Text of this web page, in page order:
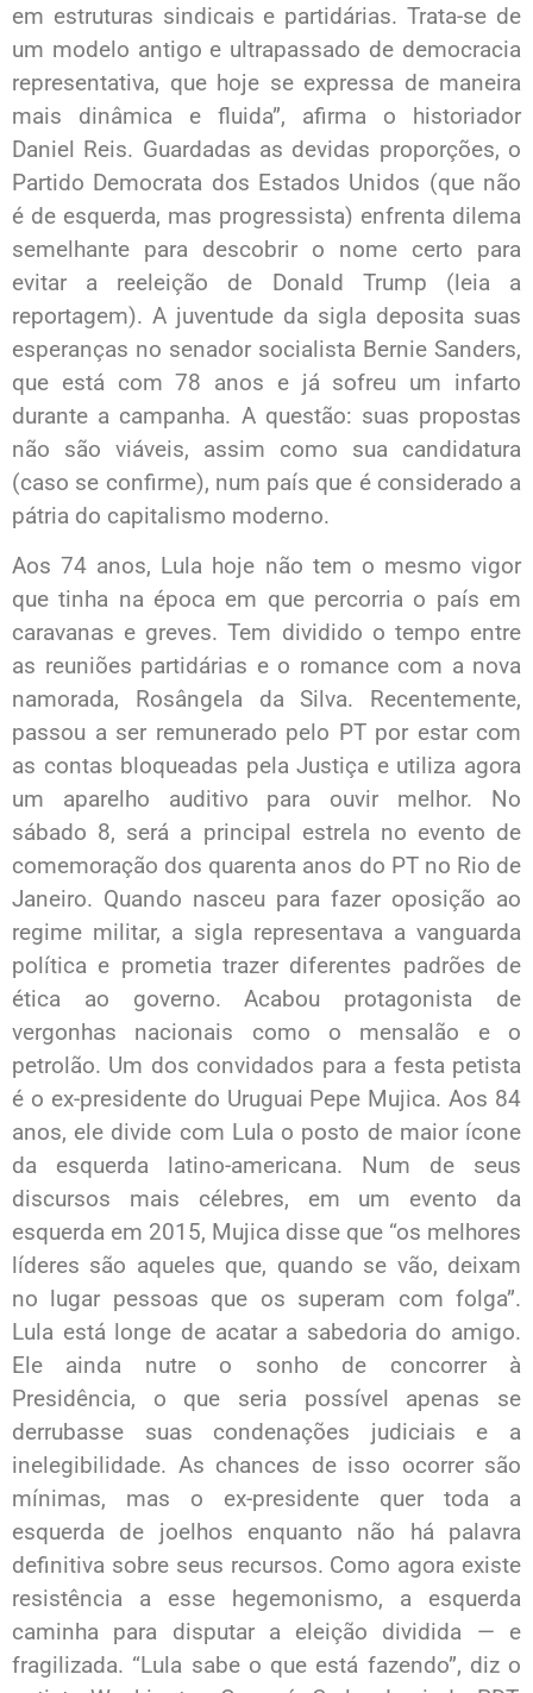
em estruturas sindicais e partidárias. Trata-se de
um modelo antigo e ultrapassado de democracia
representativa, que hoje se expressa de maneira
mais dinâmica e fluida”, afirma o historiador
Daniel Reis. Guardadas as devidas proporções, o
Partido Democrata dos Estados Unidos (que não
é de esquerda, mas progressista) enfrenta dilema
semelhante para descobrir o nome certo para
evitar a reeleição de Donald Trump (leia a
reportagem). A juventude da sigla deposita suas
esperanças no senador socialista Bernie Sanders,
que está com 78 anos e já sofreu um infarto
durante a campanha. A questão: suas propostas
não são viáveis, assim como sua candidatura
(caso se confirme), num país que é considerado a
pátria do capitalismo moderno.
Aos 74 anos, Lula hoje não tem o mesmo vigor
que tinha na época em que percorria o país em
caravanas e greves. Tem dividido o tempo entre
as reuniões partidárias e o romance com a nova
namorada, Rosângela da Silva. Recentemente,
passou a ser remunerado pelo PT por estar com
as contas bloqueadas pela Justiça e utiliza agora
um aparelho auditivo para ouvir melhor. No
sábado 8, será a principal estrela no evento de
comemoração dos quarenta anos do PT no Rio de
Janeiro. Quando nasceu para fazer oposição ao
regime militar, a sigla representava a vanguarda
política e prometia trazer diferentes padrões de
ética ao governo. Acabou protagonista de
vergonhas nacionais como o mensalão e o
petrolão. Um dos convidados para a festa petista
é o ex­-presidente do Uruguai Pepe Mujica. Aos 84
anos, ele divide com Lula o posto de maior ícone
da esquerda latino-­americana. Num de seus
discursos mais célebres, em um evento da
esquerda em 2015, Mujica disse que “os melhores
líderes são aqueles que, quando se vão, deixam
no lugar pessoas que os superam com folga”.
Lula está longe de acatar a sabedoria do amigo.
Ele ainda nutre o sonho de concorrer à
Presidência, o que seria possível apenas se
derrubasse suas condenações judiciais e a
inelegibilidade. As chances de isso ocorrer são
mínimas, mas o ex-presidente quer toda a
esquerda de joelhos enquanto não há palavra
definitiva sobre seus recursos. Como agora existe
resistência a esse hegemonismo, a esquerda
caminha para disputar a eleição dividida — e
fragilizada. “Lula sabe o que está fazendo”, diz o